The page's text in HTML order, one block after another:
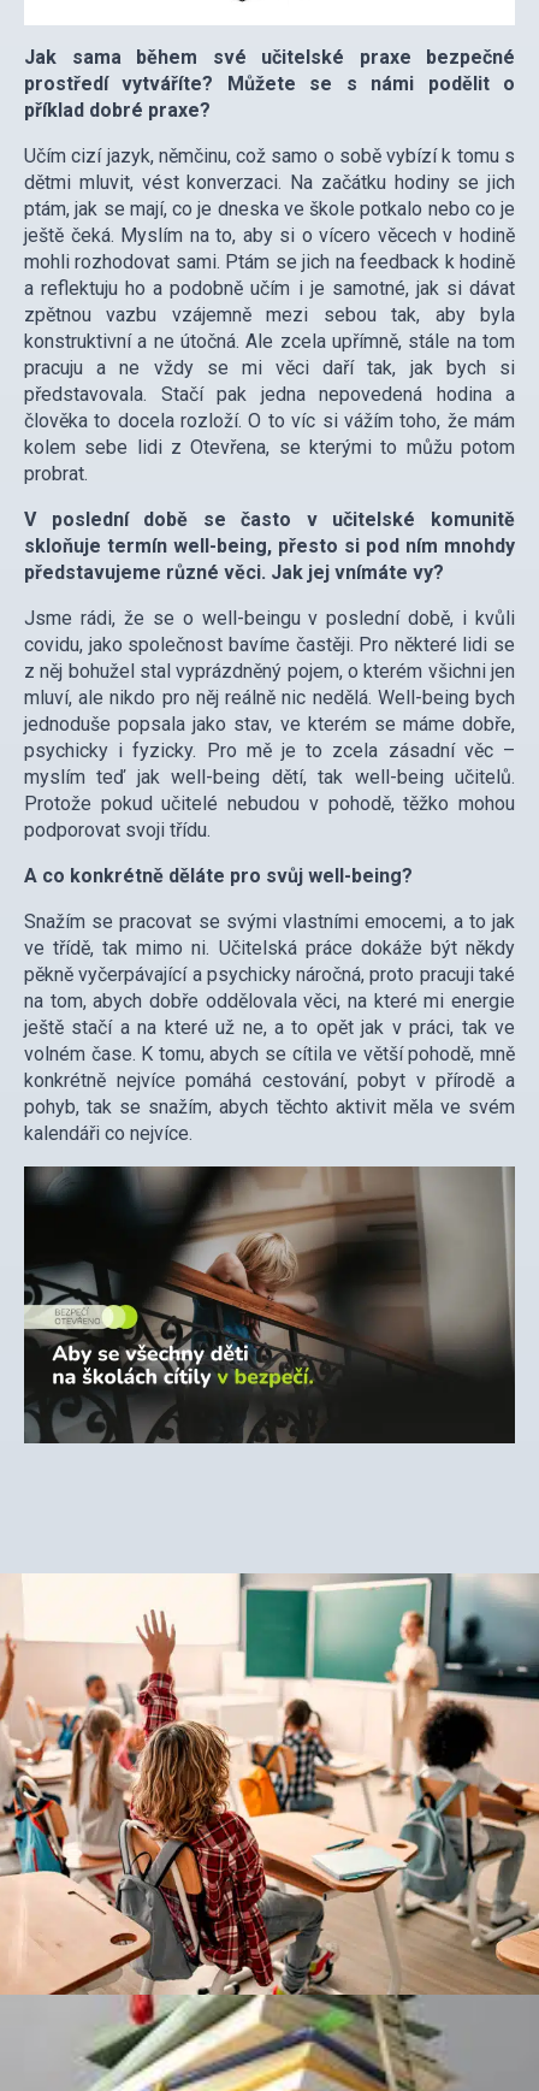
Jak sama během své učitelské praxe bezpečné
prostředí vytváříte? Můžete se s námi podělit o
příklad dobré praxe?
Učím cizí jazyk, němčinu, což samo o sobě vybízí k tomu s
dětmi mluvit, vést konverzaci. Na začátku hodiny se jich
ptám, jak se mají, co je dneska ve škole potkalo nebo co je
ještě čeká. Myslím na to, aby si o vícero věcech v hodině
mohli rozhodovat sami. Ptám se jich na feedback k hodině
a reflektuju ho a podobně učím i je samotné, jak si dávat
zpětnou vazbu vzájemně mezi sebou tak, aby byla
konstruktivní a ne útočná. Ale zcela upřímně, stále na tom
pracuju a ne vždy se mi věci daří tak, jak bych si
představovala. Stačí pak jedna nepovedená hodina a
člověka to docela rozloží. O to víc si vážím toho, že mám
kolem sebe lidi z Otevřena, se kterými to můžu potom
probrat.
V poslední době se často v učitelské komunitě
skloňuje termín well-being, přesto si pod ním mnohdy
představujeme různé věci. Jak jej vnímáte vy?
Jsme rádi, že se o well-beingu v poslední době, i kvůli
covidu, jako společnost bavíme častěji. Pro některé lidi se
z něj bohužel stal vyprázdněný pojem, o kterém všichni jen
mluví, ale nikdo pro něj reálně nic nedělá. Well-being bych
jednoduše popsala jako stav, ve kterém se máme dobře,
psychicky i fyzicky. Pro mě je to zcela zásadní věc –
myslím teď jak well-being dětí, tak well-being učitelů.
Protože pokud učitelé nebudou v pohodě, těžko mohou
podporovat svoji třídu.
A co konkrétně děláte pro svůj well-being?
Snažím se pracovat se svými vlastními emocemi, a to jak
ve třídě, tak mimo ni. Učitelská práce dokáže být někdy
pěkně vyčerpávající a psychicky náročná, proto pracuji také
na tom, abych dobře oddělovala věci, na které mi energie
ještě stačí a na které už ne, a to opět jak v práci, tak ve
volném čase. K tomu, abych se cítila ve větší pohodě, mně
konkrétně nejvíce pomáhá cestování, pobyt v přírodě a
pohyb, tak se snažím, abych těchto aktivit měla ve svém
kalendáři co nejvíce.